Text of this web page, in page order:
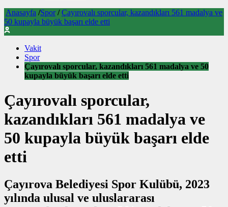
Anasayfa /Spor / Çayırovalı sporcular, kazandıkları 561 madalya ve
50 kupayla büyük başarı elde etti
Vakit
Spor
Çayırovalı sporcular, kazandıkları 561 madalya ve 50
kupayla büyük başarı elde etti
Çayırovalı sporcular,
kazandıkları 561 madalya ve
50 kupayla büyük başarı elde
etti
Çayırova Belediyesi Spor Kulübü, 2023
yılında ulusal ve uluslararası